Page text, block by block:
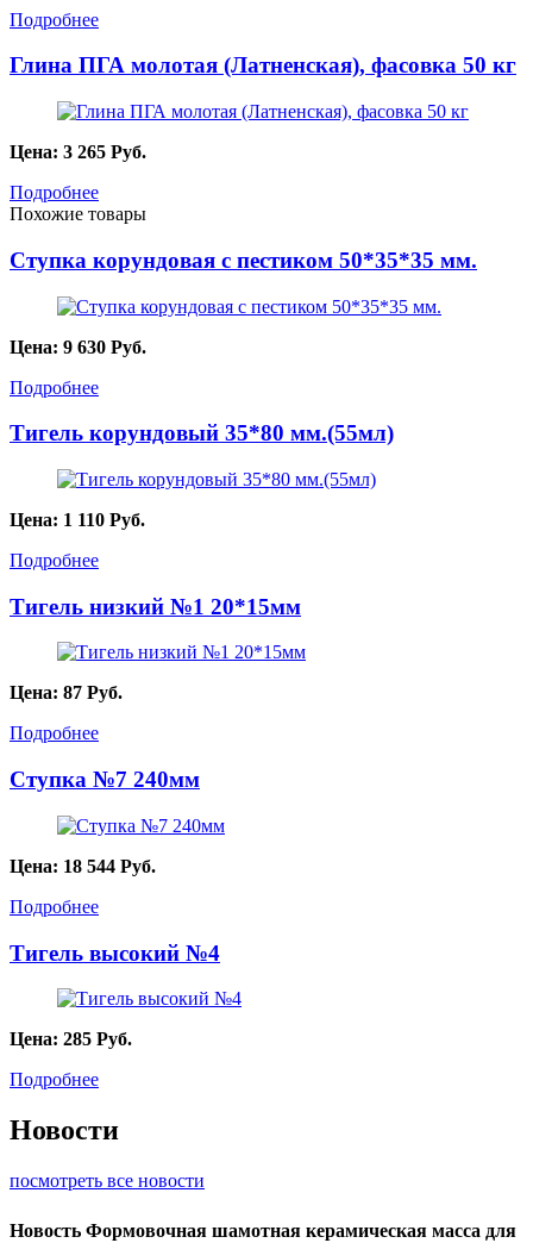
Подробнее
Глина ПГА молотая (Латненская), фасовка 50 кг
Цена: 3 265 Руб.
Подробнее
Похожие товары
Ступка корундовая с пестиком 50*35*35 мм.
Цена: 9 630 Руб.
Подробнее
Тигель корундовый 35*80 мм.(55мл)
Цена: 1 110 Руб.
Подробнее
Тигель низкий №1 20*15мм
Цена: 87 Руб.
Подробнее
Ступка №7 240мм
Цена: 18 544 Руб.
Подробнее
Тигель высокий №4
Цена: 285 Руб.
Подробнее
Новости
посмотреть все новости
Новость Формовочная шамотная керамическая масса для